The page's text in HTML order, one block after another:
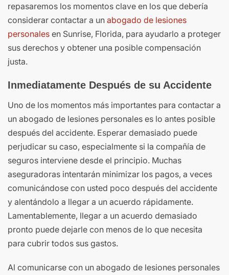
repasaremos los momentos clave en los que debería
considerar contactar a un abogado de lesiones
personales en Sunrise, Florida, para ayudarlo a proteger
sus derechos y obtener una posible compensación
justa.
Inmediatamente Después de su Accidente
Uno de los momentos más importantes para contactar a
un abogado de lesiones personales es lo antes posible
después del accidente. Esperar demasiado puede
perjudicar su caso, especialmente si la compañía de
seguros interviene desde el principio. Muchas
aseguradoras intentarán minimizar los pagos, a veces
comunicándose con usted poco después del accidente
y alentándolo a llegar a un acuerdo rápidamente.
Lamentablemente, llegar a un acuerdo demasiado
pronto puede dejarle con menos de lo que necesita
para cubrir todos sus gastos.
Al comunicarse con un abogado de lesiones personales